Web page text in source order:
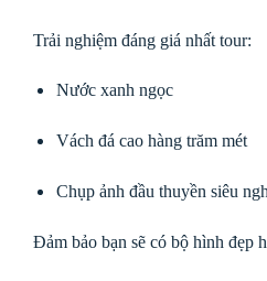
Trải nghiệm đáng giá nhất tour:
Nước xanh ngọc
Vách đá cao hàng trăm mét
Chụp ảnh đầu thuyền siêu
Đảm bảo bạn sẽ có bộ hình đẹp